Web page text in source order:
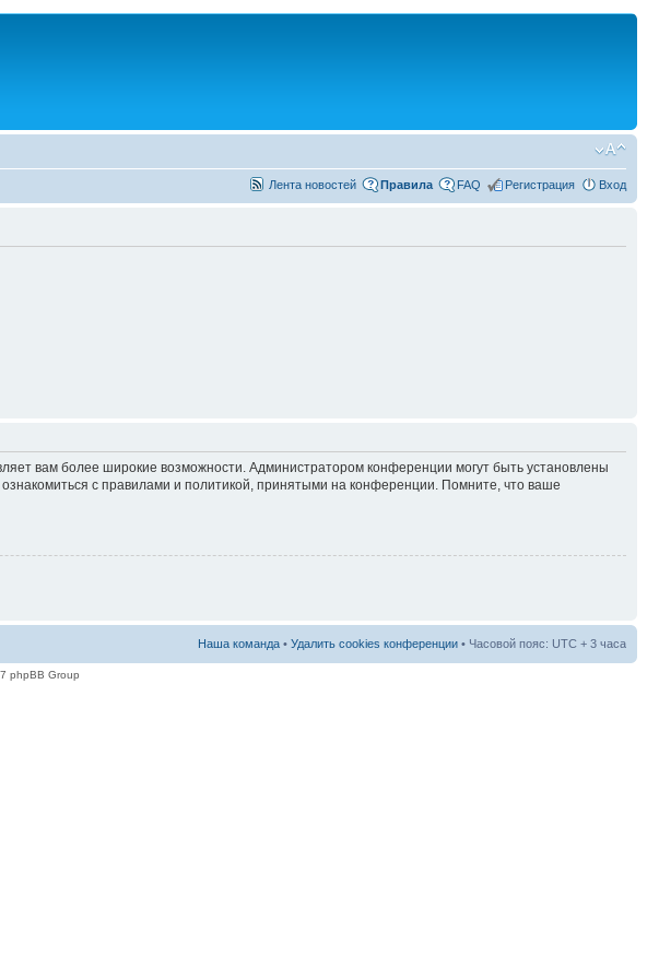
Лента новостей Правила FAQ Регистрация Вход
вам более широкие возможности. Администратором конференции могут быть установлены
с правилами и политикой, принятыми на конференции. Помните, что ваше
Наша команда • Удалить cookies конференции • Часовой пояс: UTC + 3 часа
phpBB Group